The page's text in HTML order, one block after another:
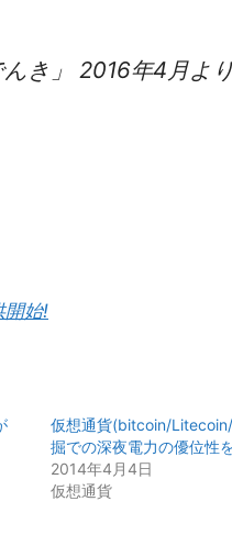
き」 2016年4月よ
開始!
仮想通貨(bitcoin/
掘での深夜電力の優位性
2014年4月4日
仮想通貨